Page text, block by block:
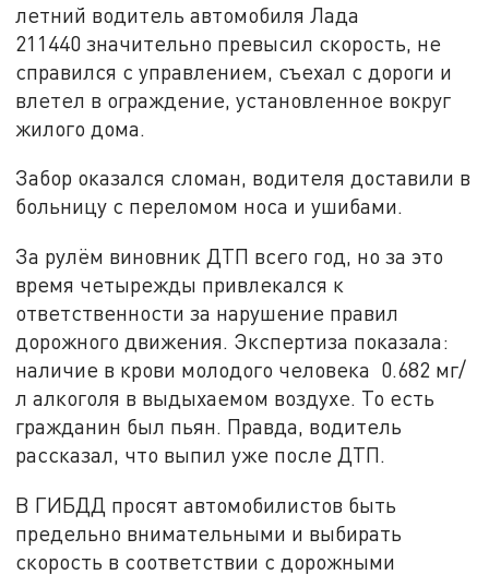
летний водитель автомобиля Лада
211440 значительно превысил скорость, не
справился с управлением, съехал с дороги и
влетел в ограждение, установленное вокруг
жилого дома.
Забор оказался сломан, водителя доставили в
больницу с переломом носа и ушибами.
За рулём виновник ДТП всего год, но за это
время четырежды привлекался к
ответственности за нарушение правил
дорожного движения. Экспертиза показала:
наличие в крови молодого человека 0.682 мг/
л алкоголя в выдыхаемом воздухе. То есть
гражданин был пьян. Правда, водитель
рассказал, что выпил уже после ДТП.
В ГИБДД просят автомобилистов быть
предельно внимательными и выбирать
скорость в соответствии с дорожными